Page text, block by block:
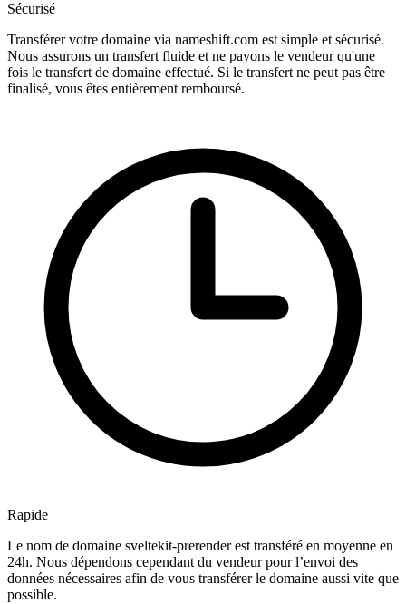
Sécurisé
Transférer votre domaine via nameshift.com est simple et sécurisé.
Nous assurons un transfert fluide et ne payons le vendeur qu'une
fois le transfert de domaine effectué. Si le transfert ne peut pas être
finalisé, vous êtes entièrement remboursé.
Rapide
Le nom de domaine sveltekit-prerender est transféré en moyenne en
24h. Nous dépendons cependant du vendeur pour l’envoi des
données nécessaires afin de vous transférer le domaine aussi vite que
possible.